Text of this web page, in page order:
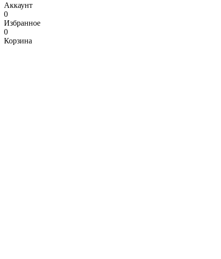
Аккаунт
0
Избранное
0
Корзина